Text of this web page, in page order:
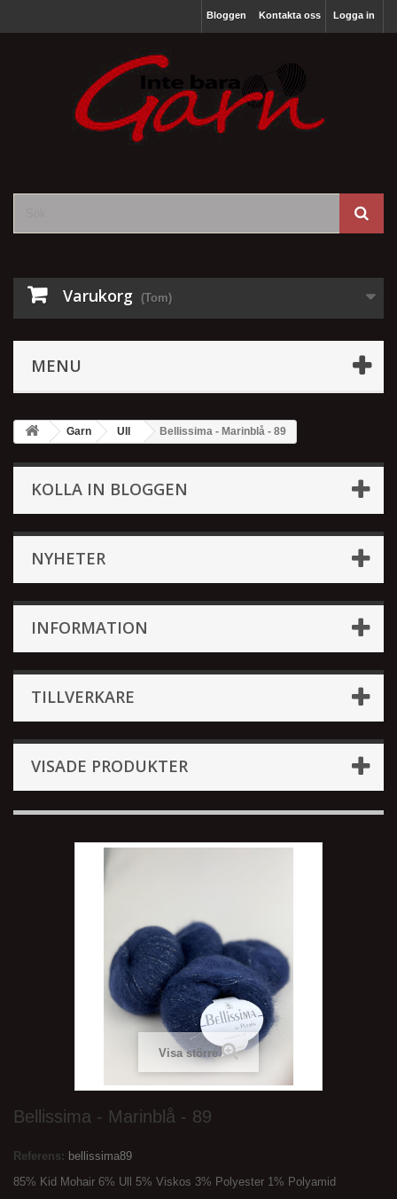
Logga in
Bloggen Kontakta oss
Varukorg (Tom)
MENU
Garn Ull Bellissima - Marinblå - 89
KOLLA IN BLOGGEN
NYHETER
INFORMATION
TILLVERKARE
VISADE PRODUKTER
Visa större
Bellissima - Marinblå - 89
Referens: bellissima89
85% Kid Mohair 6% Ull 5% Viskos 3% Polyester 1% Polyamid